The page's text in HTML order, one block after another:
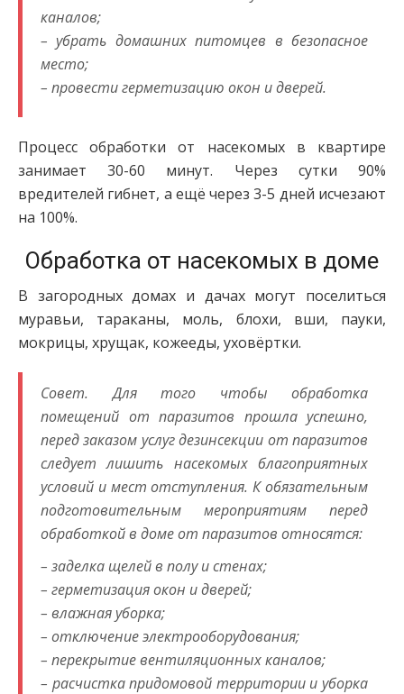
каналов;
– убрать домашних питомцев в безопасное
место;
– провести герметизацию окон и дверей.
Процесс обработки от насекомых в квартире
занимает 30-60 минут. Через сутки 90%
вредителей гибнет, а ещё через 3-5 дней исчезают
на 100%.
Обработка от насекомых в доме
В загородных домах и дачах могут поселиться
муравьи, тараканы, моль, блохи, вши, пауки,
мокрицы, хрущак, кожееды, уховёртки.
Совет. Для того чтобы обработка
помещений от паразитов прошла успешно,
перед заказом услуг дезинсекции от паразитов
следует лишить насекомых благоприятных
условий и мест отступления. К обязательным
подготовительным мероприятиям перед
обработкой в доме от паразитов относятся:
– заделка щелей в полу и стенах;
– герметизация окон и дверей;
– влажная уборка;
– отключение электрооборудования;
– перекрытие вентиляционных каналов;
– расчистка придомовой территории и уборка